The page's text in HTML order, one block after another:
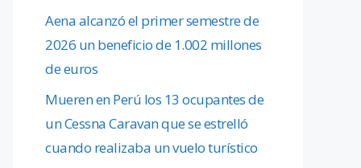
Aena alcanzó el primer semestre de
2026 un beneficio de 1.002 millones
de euros
Mueren en Perú los 13 ocupantes de
un Cessna Caravan que se estrelló
cuando realizaba un vuelo turístico